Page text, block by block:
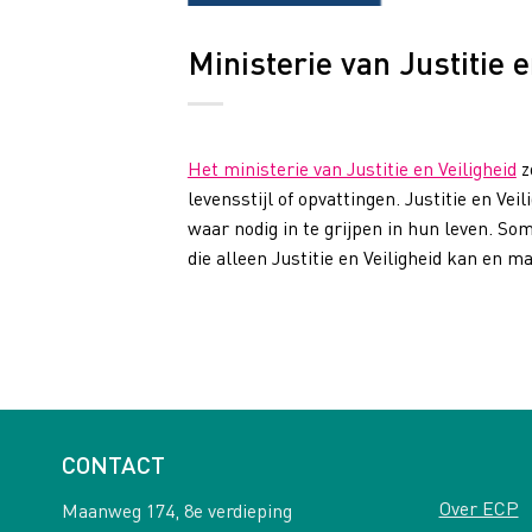
Ministerie van Justitie
Het ministerie van Justitie en Veiligheid
levensstijl of opvattingen. Justitie en
waar nodig in te grijpen in hun leven.
die alleen Justitie en Veiligheid kan en
CONTACT
Maanweg 174, 8e verdieping
Over ECP